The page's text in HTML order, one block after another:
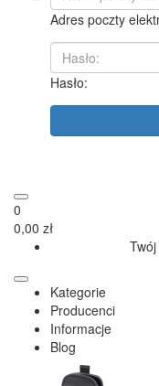
Adres poczty
Hasło:
0
0,00 zł
Kategorie
Producenci
Informacje
Blog